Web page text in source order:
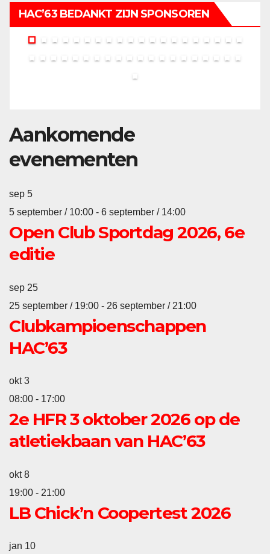
HAC’63 BEDANKT ZIJN SPONSOREN
Aankomende
evenementen
sep 5
5 september / 10:00 - 6 september / 14:00
Open Club Sportdag 2026, 6e
editie
sep 25
25 september / 19:00 - 26 september / 21:00
Clubkampioenschappen
HAC’63
okt3
08:00 - 17:00
2e HFR 3 oktober 2026 op de
atletiekbaan van HAC’63
okt8
19:00 - 21:00
LB Chick’n Coopertest 2026
jan 10